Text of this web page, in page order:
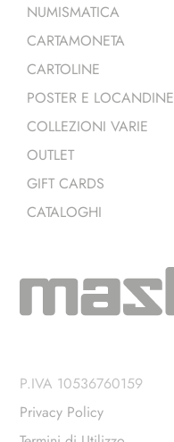
NUMISMATICA
CARTAMONETA
CARTOLINE
POSTER E LOCANDINE
COLLEZIONI VARIE
OUTLET
GIFT CARDS
CATALOGHI
P.IVA 10536760159
Privacy Policy